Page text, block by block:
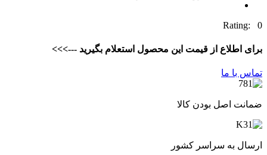
Rating: 0
برای اطلاع از قیمت این محصول استعلام بگیرید --->>>
تماس با ما
ضمانت اصل بودن کالا
ارسال به سراسر کشور